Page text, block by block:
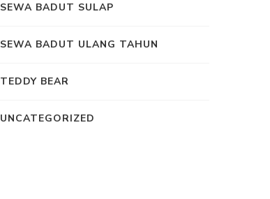
SEWA BADUT SULAP
SEWA BADUT ULANG TAHUN
TEDDY BEAR
UNCATEGORIZED